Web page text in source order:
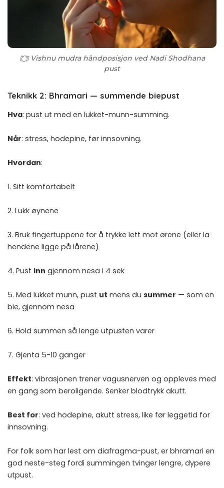
Vishnu mudra håndposisjon ved Nadi Shodhana
pust
Teknikk 2: Bhramari — summende biepust
Hva: pust ut med en lukket-munn-summing.
Når: stress, hodepine, før innsovning.
Hvordan:
1. Sitt komfortabelt
2. Lukk øynene
3. Bruk fingertuppene for å trykke lett mot ørene (eller la
hendene ligge på lårene)
4. Pust inn gjennom nesa i 4 sek
5. Med lukket munn, pust ut mens du summer — som en
bie, gjennom nesa
6. Hold summen så lenge utpusten varer
7. Gjenta 5-10 ganger
Effekt: vibrasjonen trener vagusnerven og oppleves med
en gang som beroligende. Senker blodtrykk akutt.
Best for: ved hodepine, akutt stress, like før leggetid for
innsovning.
For folk som har lest om diafragma-pust, er bhramari en
god neste-steg fordi summingen tvinger lengre, dypere
utpust.